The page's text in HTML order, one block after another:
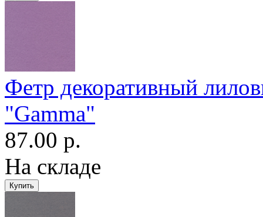
Фетр декоративный
"Gamma"
87.00 р.
На складе